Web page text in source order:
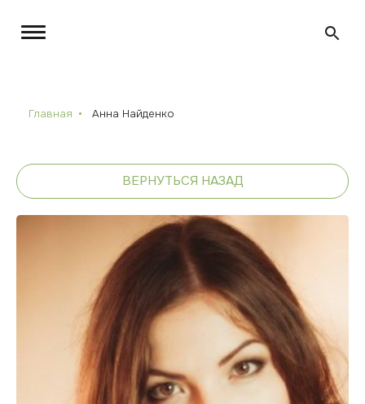
Главная Анна Найденко
ВЕРНУТЬСЯ НАЗАД